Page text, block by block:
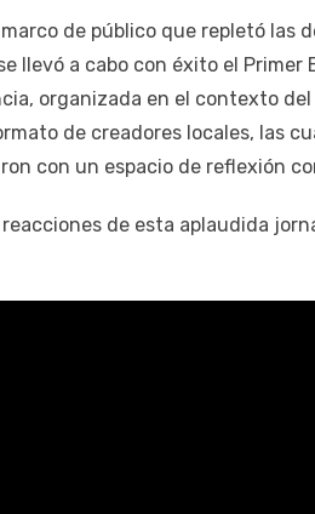
de público que repletó las
llevó a cabo con éxito el
organizada en el contexto
de creadores locales, las
con un espacio de reflexión
reacciones de esta aplaudida